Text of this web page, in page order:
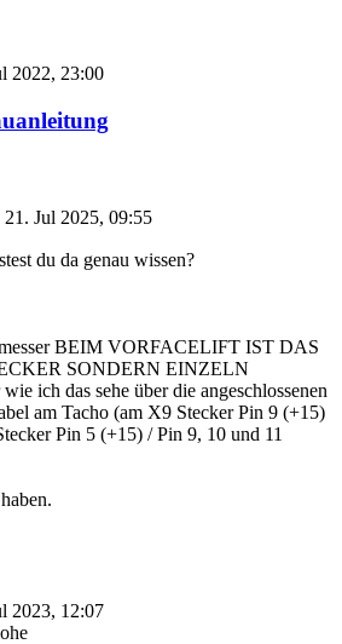
2022, 23:00
21. Jul 2025, 09:55
du da genau wissen?
BEIM VORFACELIFT IST DAS
SONDERN EINZELN
ich das sehe über die angeschlossenen
am Tacho (am X9 Stecker Pin 9 (+15)
Pin 5 (+15) / Pin 9, 10 und 11
2023, 12:07